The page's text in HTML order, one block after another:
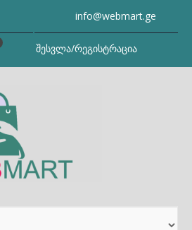
info@webmart.ge
შესვლა/რეგისტრაცია
SEARCH